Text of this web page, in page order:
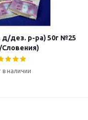
д/дез. р-ра) 50г №25
Словения)
в наличии